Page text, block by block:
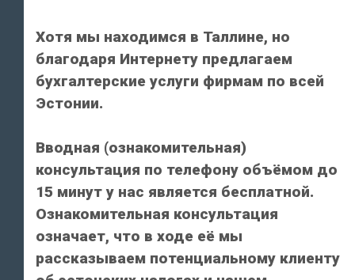
Хотя мы находимся в Таллине, но
благодаря Интернету предлагаем
бухгалтерские услуги фирмам по всей
Эстонии.
Вводная (ознакомительная)
консультация по телефону объёмом до
15 минут у нас является бесплатной.
Ознакомительная консультация
означает, что в ходе её мы
рассказываем потенциальному клиенту